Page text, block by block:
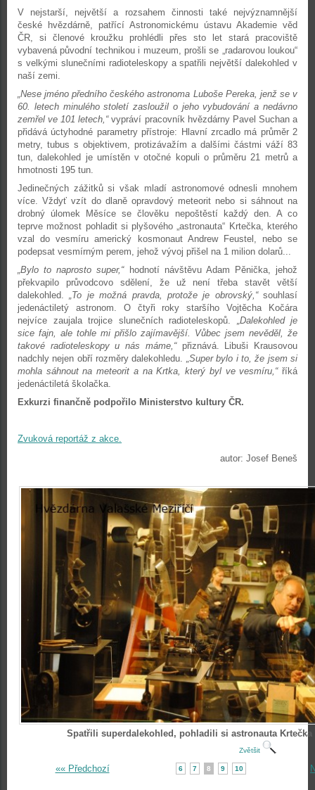
V nejstarší, největší a rozsahem činnosti také nejvýznamnější
české hvězdárně, patřící Astronomickému ústavu Akademie věd
ČR, si členové kroužku prohlédli přes sto let stará pracoviště
vybavená původní technikou i muzeum, prošli se „radarovou loukou“
s velkými slunečními radioteleskopy a spatřili největší dalekohled v
naší zemi.
„Nese jméno předního českého astronoma Luboše Pereka, jenž se v
60. letech minulého století zasloužil o jeho vybudování a nedávno
zemřel ve 101 letech,“vypráví pracovník hvězdárny Pavel Suchan a
přidává úctyhodné parametry přístroje: Hlavní zrcadlo má průměr 2
metry, tubus s objektivem, protizávažím a dalšími částmi váží 83
tun, dalekohled je umístěn v otočné kopuli o průměru 21 metrů a
hmotnosti 195 tun.
Jedinečných zážitků si však mladí astronomové odnesli mnohem
více. Vždyť vzít do dlaně opravdový meteorit nebo si sáhnout na
drobný úlomek Měsíce se člověku nepoštěstí každý den. A co
teprve možnost pohladit si plyšového „astronauta“ Krtečka, kterého
vzal do vesmíru americký kosmonaut Andrew Feustel, nebo se
podepsat vesmírným perem, jehož vývoj přišel na 1 milion dolarů...
„Bylo to naprosto super,“ hodnotí návštěvu Adam Pěnička, jehož
překvapilo průvodcovo sdělení, že už není třeba stavět větší
dalekohled.„To je možná pravda, protože je obrovský,“souhlasí
jedenáctiletý astronom. O čtyři roky staršího Vojtěcha Kočára
nejvíce zaujala trojice slunečních radioteleskopů. „Dalekohled je
sice fajn, ale tohle mi přišlo zajímavější. Vůbec jsem nevěděl, že
takové radioteleskopy u nás máme,“ přiznává. Libuši Krausovou
nadchly nejen obří rozměry dalekohledu. „Super bylo i to, že jsem si
mohla sáhnout na meteorit a na Krtka, který byl ve vesmíru,“říká
jedenáctiletá školačka.
Exkurzi finančně podpořilo Ministerstvo kultury ČR.
Zvuková reportáž z akce.
autor: Josef Beneš
Spatřili superdalekohled, pohladili si astronauta Krtečka
Zvětšit
«« Předchozí 6 7 8 9 10